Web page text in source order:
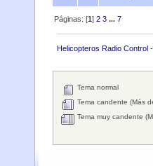
Páginas: [1]2 3 ...7
Helicopteros Radio Control
Tema normal
Tema candente (Más
Tema muy candente